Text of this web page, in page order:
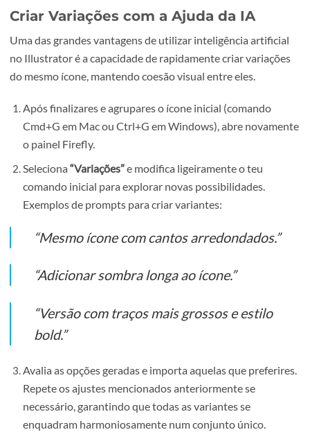
Se pretenderes adicionar cor, usa o painel
aplicar cores previamente definidas ou
consistência cromática é essencial para conjuntos de
Caso queiras criar ícones preenchidos ou mais
“Live Paint”
visualização prévia e clara do resultado.
Criar Variações com a Ajuda da IA
Uma das grandes vantagens de utilizar inteligência
do mesmo ícone, mantendo coesão visual entre eles.
Após finalizares e agrupares o ícone inicial (comando
Cmd+G em Mac ou Ctrl+G em Windows), abre
Seleciona“Variações”e modifica ligeiramente o teu
comando inicial para explorar novas possibilidades.
Exemplos de prompts para criar variantes: